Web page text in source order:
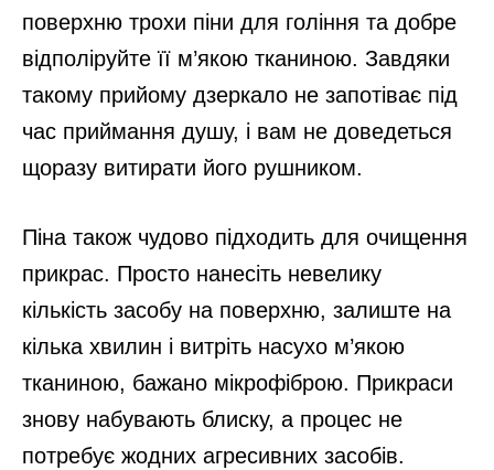
поверхню трохи піни для гоління та добре
відполіруйте її м’якою тканиною. Завдяки
такому прийому дзеркало не запотіває під
час приймання душу, і вам не доведеться
щоразу витирати його рушником.
Піна також чудово підходить для очищення
прикрас. Просто нанесіть невелику
кількість засобу на поверхню, залиште на
кілька хвилин і витріть насухо м’якою
тканиною, бажано мікрофіброю. Прикраси
знову набувають блиску, а процес не
потребує жодних агресивних засобів.